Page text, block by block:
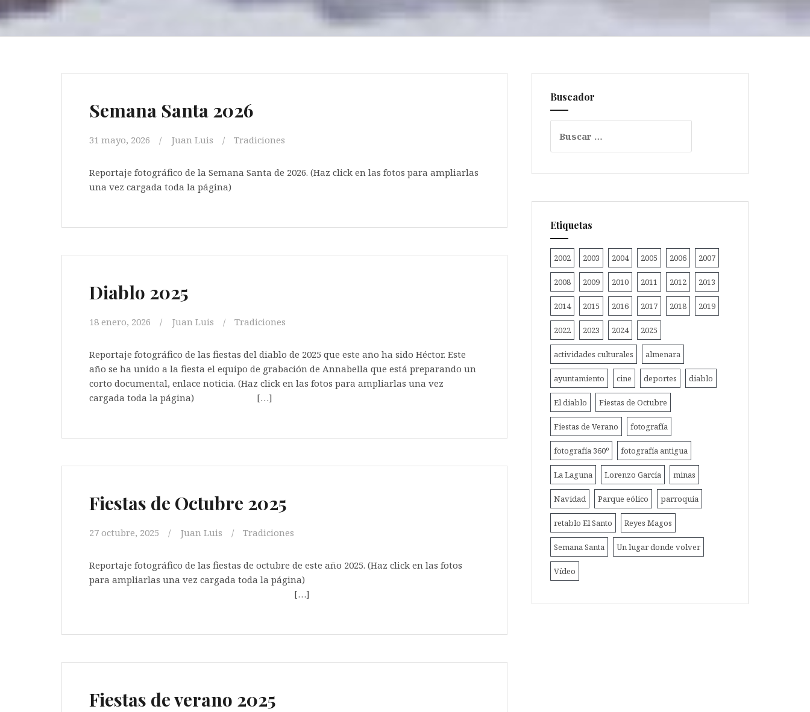
Semana Santa 2026
31 mayo, 2026 Juan Luis Tradiciones
Reportaje fotográfico de la Semana Santa de 2026. (Haz click en las fotos para ampliarlas
una vez cargada toda la página)
Diablo 2025
18 enero, 2026 Juan Luis Tradiciones
Reportaje fotográfico de las fiestas del diablo de 2025 que este año ha sido Héctor. Este
año se ha unido a la fiesta el equipo de grabación de Annabella que está preparando un
corto documental, enlace noticia. (Haz click en las fotos para ampliarlas una vez
cargada toda la página) […]
Fiestas de Octubre 2025
27 octubre, 2025 Juan Luis Tradiciones
Reportaje fotográfico de las fiestas de octubre de este año 2025. (Haz click en las fotos
para ampliarlas una vez cargada toda la página)
[…]
Fiestas de verano 2025
Buscador
Etiquetas
2002 2003 2004 2005 2006 2007
2008 2009 2010 2011 2012 2013
2014 2015 2016 2017 2018 2019
2022 2023 2024 2025
actividades culturales almenara
ayuntamiento cine deportes diablo
El diablo Fiestas de Octubre
Fiestas de Verano fotografía
fotografía 360º fotografía antigua
La Laguna Lorenzo García minas
Navidad Parque eólico parroquia
retablo El Santo Reyes Magos
Semana Santa Un lugar donde volver
Vídeo